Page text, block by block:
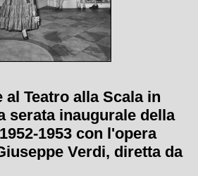
al Teatro alla Scala in
serata inaugurale della
1953 con l'opera
Verdi, diretta da